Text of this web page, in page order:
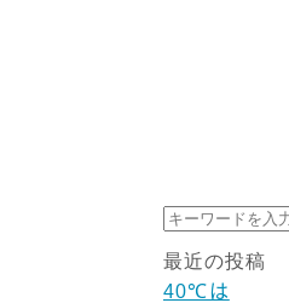
最近の投稿
40℃は